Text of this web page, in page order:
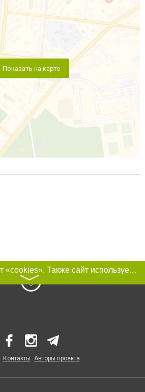
Показать на карте
Этот сайт использует «cookies». Также сайт использует интернет-сервис для сбора технических данных касательно посетителей с целью получения маркетинговой и статистической информации. Условия обработки данных посетителей сайта см.
〉
Контакты Авторы проекта